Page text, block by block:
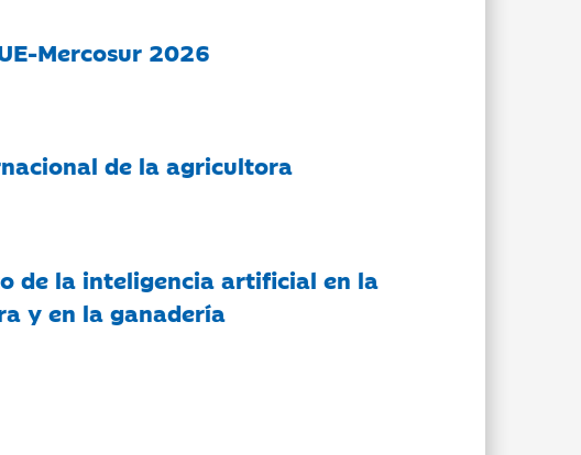
Mercosur 2026
de la agricultora
de la inteligencia artificial en la
y en la ganadería